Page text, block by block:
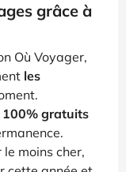
grâce à
Où Voyager,
les
100% gratuits
moins cher,